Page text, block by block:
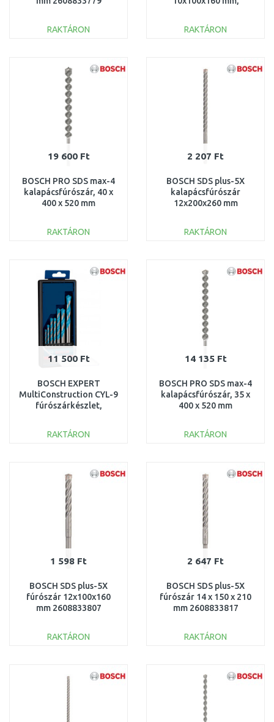
RAKTÁRON
Összehasonlítás
RAKTÁRON
Összehasonlítás
19 600 Ft
BOSCH PRO SDS max-4
kalapácsfúrószár, 40 x
400 x 520 mm
RAKTÁRON
Összehasonlítás
2 207 Ft
BOSCH SDS plus-5X
kalapácsfúrószár
12x200x260 mm
RAKTÁRON
Összehasonlítás
11 500 Ft
BOSCH EXPERT
MultiConstruction CYL-9
fúrószárkészlet,
db 2608900647
RAKTÁRON
Összehasonlítás
14 135 Ft
BOSCH PRO SDS max-4
kalapácsfúrószár, 35 x
400 x 520 mm
RAKTÁRON
Összehasonlítás
1 598 Ft
BOSCH SDS plus-5X
fúrószár 12x100x160
mm 2608833807
RAKTÁRON
Összehasonlítás
2 647 Ft
BOSCH SDS plus-5X
fúrószár 14 x 150 x 210
mm 2608833817
RAKTÁRON
Összehasonlítás